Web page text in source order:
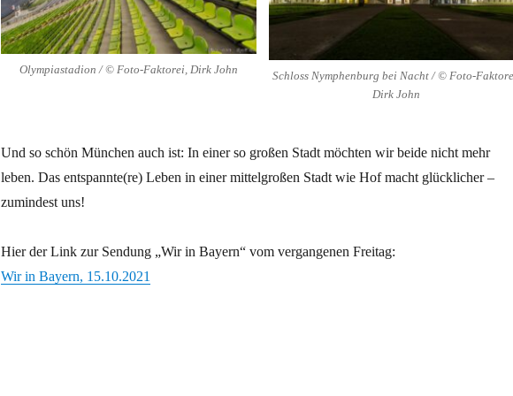
Olympiastadion / © Foto-Faktorei, Dirk John
Schloss Nymphenburg bei Nacht / © Foto-
Dirk John
Und so schön München auch ist: In einer so großen Stadt möchten wir beide nicht mehr
leben. Das entspannte(re) Leben in einer mittelgroßen Stadt wie Hof macht glücklicher –
zumindest uns!
Hier der Link zur Sendung „Wir in Bayern“ vom vergangenen Freitag:
Wir in Bayern, 15.10.2021